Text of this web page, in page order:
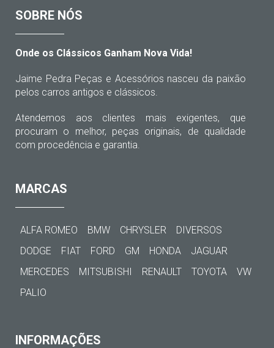
SOBRE NÓS
Onde os Clássicos Ganham Nova Vida!
Jaime Pedra Peças e Acessórios nasceu da paixão
pelos carros antigos e clássicos.
Atendemos aos clientes mais exigentes, que
procuram o melhor, peças originais, de qualidade
com procedência e garantia.
MARCAS
ALFA ROMEO BMW CHRYSLER
DIVERSOS
DODGE
FIAT FORD GM HONDA
JAGUAR
MERCEDES
MITSUBISHI RENAULT TOYOTA
VW
PALIO
INFORMAÇÕES